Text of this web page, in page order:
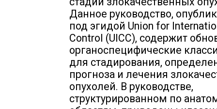
Данное руководство,
под эгидой Union for
Control (UICC), содержит
органоспецифические
для стадирования,
прогноза и лечения
опухолей. В руководстве,
структурированном по